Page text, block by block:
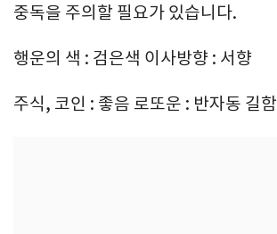
중독을 주의할 필요가 있습니다.
행운의 색 : 검은색 이사방향 : 서향
주식, 코인 : 좋음 로또운 : 반자동 길함